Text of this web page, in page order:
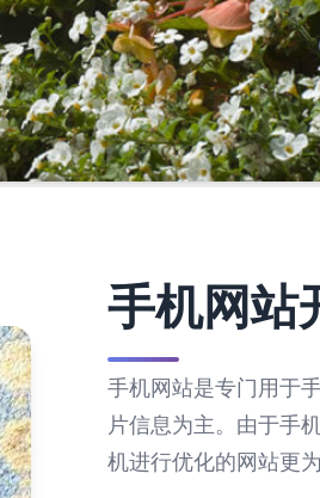
手机网站
手机网站是专门用于
片信息为主。由于手
机进行优化的网站更